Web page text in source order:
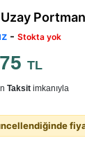
- Stokta yok
TL
Taksit imkanıyla